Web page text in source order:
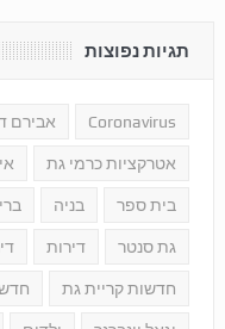
תגיות נפוצות
Coronavirus אבירם
אטרקציות כרמי גת
בית ספר בניה
גת סנטר דירות
חדשות קריית גת